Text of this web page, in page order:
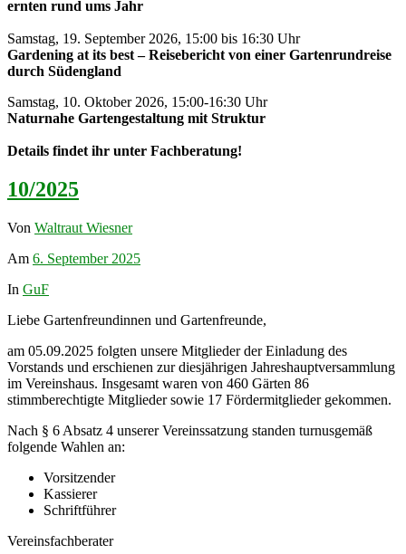
ernten rund ums Jahr
Samstag, 19. September 2026, 15:00 bis 16:30 Uhr
Gardening at its best – Reisebericht von einer Gartenrundreise
durch Südengland
Samstag, 10. Oktober 2026, 15:00-16:30 Uhr
Naturnahe Gartengestaltung mit Struktur
Details findet ihr unter Fachberatung!
10/2025
Von Waltraut Wiesner
Am 6. September 2025
In GuF
Liebe Gartenfreundinnen und Gartenfreunde,
am 05.09.2025 folgten unsere Mitglieder der Einladung des
Vorstands und erschienen zur diesjährigen Jahreshauptversammlung
im Vereinshaus. Insgesamt waren von 460 Gärten 86
stimmberechtigte Mitglieder sowie 17 Fördermitglieder gekommen.
Nach § 6 Absatz 4 unserer Vereinssatzung standen turnusgemäß
folgende Wahlen an:
Vorsitzender
Kassierer
Schriftführer
Vereinsfachberater